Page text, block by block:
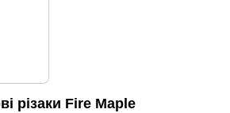
різаки Fire Maple